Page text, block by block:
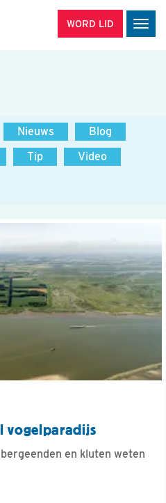
WORD LID
Nieuws
Blog
Tip
Video
vogelparadijs
en kluten weten